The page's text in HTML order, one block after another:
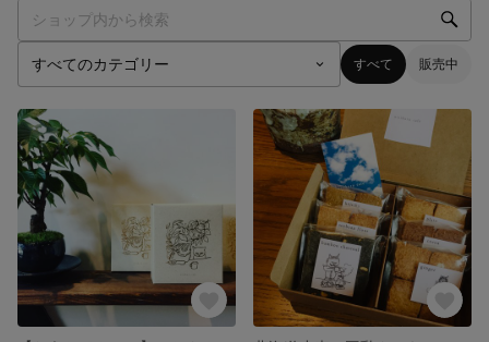
すべて 販売中